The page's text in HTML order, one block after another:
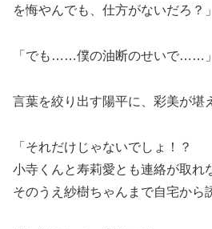
を悔やんでも、仕方がないだろ？」
「でも……僕の油断のせいで……」
言葉を絞り出す陽平に、彩美が堪
「それだけじゃないでしょ！？
小寺くんと寿莉愛とも連絡が取れ
そのうえ紗樹ちゃんまで自宅か